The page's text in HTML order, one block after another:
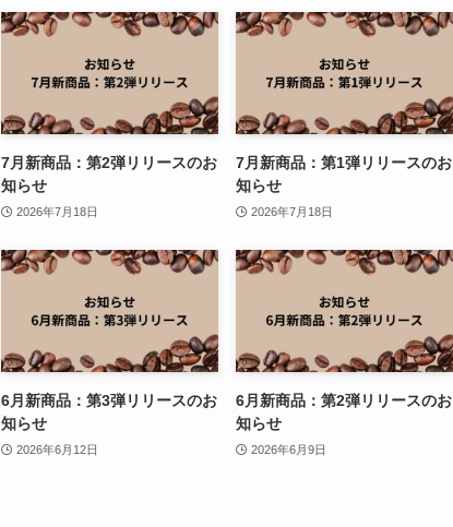
7月新商品：第2弾リリースのお
知らせ
2026年7月18日
7月新商品：第1弾リリースのお
知らせ
2026年7月18日
6月新商品：第3弾リリースのお
知らせ
2026年6月12日
6月新商品：第2弾リリースのお
知らせ
2026年6月9日